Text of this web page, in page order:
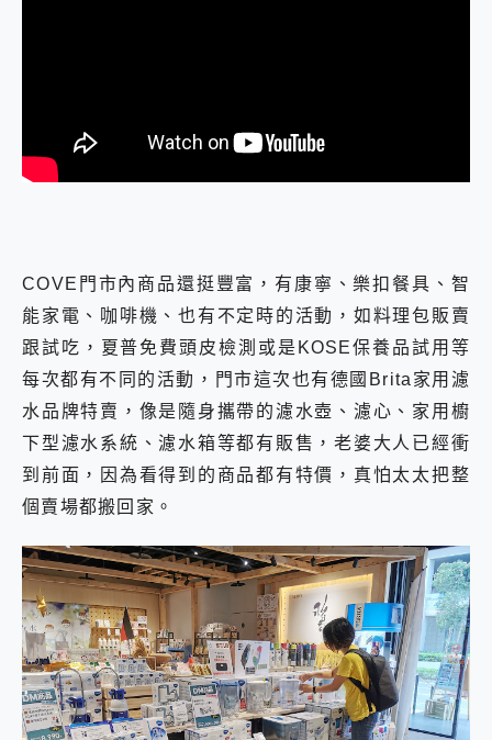
COVE門市內商品還挺豐富，有康寧、樂扣餐具、智
能家電、咖啡機、也有不定時的活動，如料理包販賣
跟試吃，夏普免費頭皮檢測或是KOSE保養品試用等
每次都有不同的活動，門市這次也有德國Brita家用濾
水品牌特賣，像是隨身攜帶的濾水壺、濾心、家用櫥
下型濾水系統、濾水箱等都有販售，老婆大人已經衝
到前面，因為看得到的商品都有特價，真怕太太把整
個賣場都搬回家。